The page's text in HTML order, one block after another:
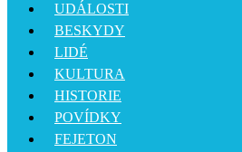
UDÁLOSTI
BESKYDY
LIDÉ
KULTURA
HISTORIE
POVÍDKY
FEJETON